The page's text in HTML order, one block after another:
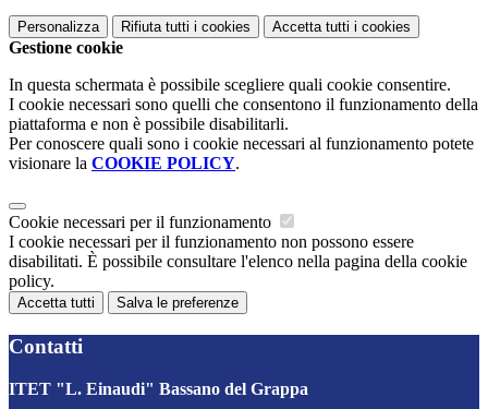
Personalizza Rifiuta tutti i cookies Accetta tutti i cookies
Gestione cookie
In questa schermata è possibile scegliere quali cookie consentire.
I cookie necessari sono quelli che consentono il funzionamento della
piattaforma e non è possibile disabilitarli.
Per conoscere quali sono i cookie necessari al funzionamento potete
visionare la COOKIE POLICY.
Cookie necessari per il funzionamento
I cookie necessari per il funzionamento non possono essere
disabilitati. È possibile consultare l'elenco nella pagina della cookie
policy.
Accetta tutti Salva le preferenze
Contatti
ITET "L. Einaudi" Bassano del Grappa